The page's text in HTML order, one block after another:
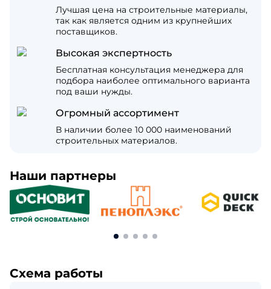
Лучшая цена на строительные материалы,
так как является одним из крупнейших
поставщиков.
Высокая экспертность
Бесплатная консультация менеджера для
подбора наиболее оптимального варианта
под ваши нужды.
Огромный ассортимент
В наличии более 10 000 наименований
строительных материалов.
Наши партнеры
Схема работы